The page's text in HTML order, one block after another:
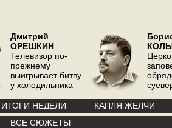
Дмитрий
ОРЕШКИН
Телевизор по-
прежнему
выигрывает битву
у холодильника
ИТОГИ НЕДЕЛИ КАПЛЯ ЖЕЛЧИ
ВСЕ СЮЖЕТЫ